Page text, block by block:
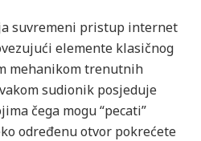
suvremeni pristup internet
elemente klasičnog
mehanikom trenutnih
sudionik posjeduje
čega mogu “pecati”
određenu otvor pokrećete